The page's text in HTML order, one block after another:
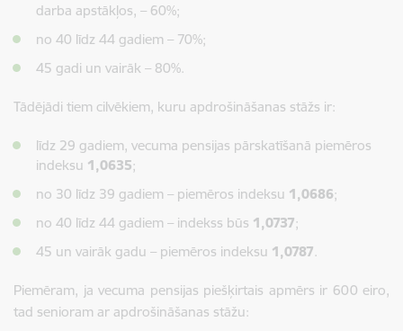
darba apstākļos, – 60%;
no 40 līdz 44 gadiem – 70%;
45 gadi un vairāk – 80%.
Tādējādi tiem cilvēkiem, kuru apdrošināšanas stāžs ir:
līdz 29 gadiem, vecuma pensijas pārskatīšanā piemēros
indeksu 1,0635;
no 30 līdz 39 gadiem – piemēros indeksu 1,0686;
no 40 līdz 44 gadiem – indekss būs 1,0737;
45 un vairāk gadu – piemēros indeksu 1,0787.
Piemēram, ja vecuma pensijas piešķirtais apmērs ir 600 eiro,
tad senioram ar apdrošināšanas stāžu: